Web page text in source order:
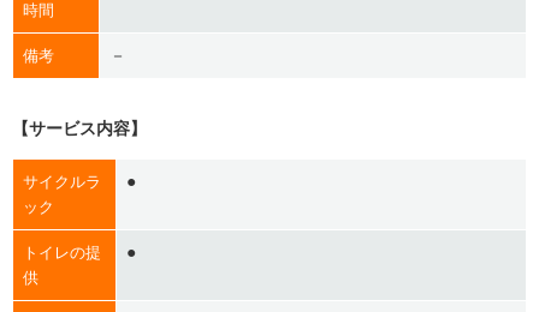
時間
備考 －
【サービス内容】
サイクルラ
ック
●
トイレの提
供
●